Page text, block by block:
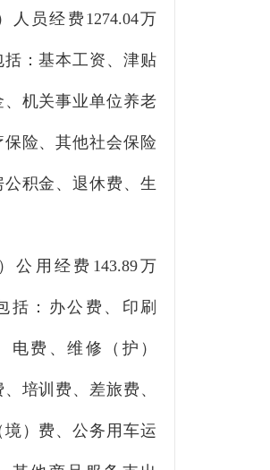
人员经费 1274.04万
括：基本工资、津贴
机关事业单位养老
险、其他社会保险
积金、退休费、生
公用经费 143.89万
括：办公费、印刷
电费、维修（护）
培训费、差旅费、
境）费、公务用车运